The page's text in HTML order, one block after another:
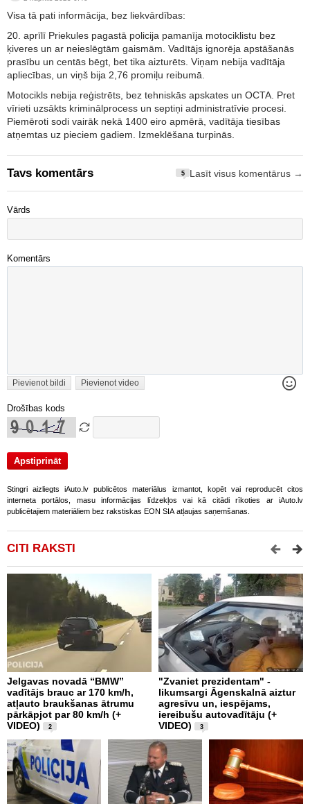
Visa tā pati informācija, bez liekvārdības:
20. aprīlī Priekules pagastā policija pamanīja motociklistu bez
ķiveres un ar neieslēgtām gaismām. Vadītājs ignorēja apstāšanās
prasību un centās bēgt, bet tika aizturēts. Viņam nebija vadītāja
apliecības, un viņš bija 2,76 promiļu reibumā.
Motocikls nebija reģistrēts, bez tehniskās apskates un OCTA. Pret
vīrieti uzsākts kriminālprocess un septiņi administratīvie procesi.
Piemēroti sodi vairāk nekā 1400 eiro apmērā, vadītāja tiesības
atņemtas uz pieciem gadiem. Izmeklēšana turpinās.
Tavs komentārs 5 Lasīt visus komentārus →
Vārds
Komentārs
Pievienot bildi Pievienot video
Drošības kods
Stingri aizliegts iAuto.lv publicētos materiālus izmantot, kopēt vai reproducēt citos
interneta portālos, masu informācijas līdzekļos vai kā citādi rīkoties ar iAuto.lv
publicētajiem materiāliem bez rakstiskas EON SIA atļaujas saņemšanas.
CITI RAKSTI
Jelgavas novadā “BMW”
vadītājs brauc ar 170 km/h,
atļauto braukšanas ātrumu
pārkāpjot par 80 km/h (+
VIDEO)
2
"Zvaniet prezidentam" -
likumsargi Āgenskalnā aiztur
agresīvu un, iespējams,
iereibušu autovadītāju (+
VIDEO)
3